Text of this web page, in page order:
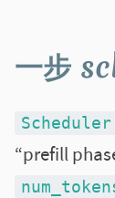
一步
“prefill